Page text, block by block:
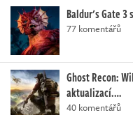
Baldur's Gate
77 komentářů
Ghost Recon:
aktualizací.…
40 komentářů